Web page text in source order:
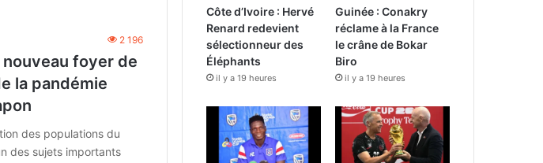
2 196
foyer de
la pandémie
des populations du
des sujets importants
Côte d’Ivoire : Hervé
Renard redevient
sélectionneur des
Éléphants
il y a 19 heures
Guinée : Conakry
réclame à la France
le crâne de Bokar
Biro
il y a 19 heures